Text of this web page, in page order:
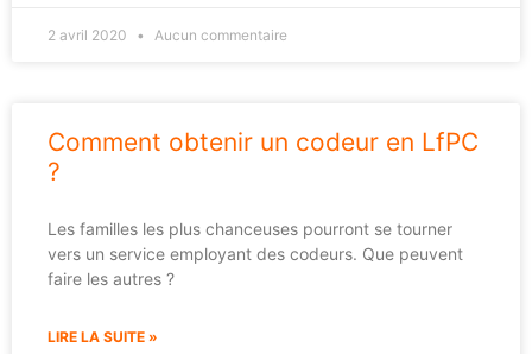
2 avril 2020 Aucun commentaire
Comment obtenir un codeur en LfPC
?
Les familles les plus chanceuses pourront se tourner
vers un service employant des codeurs. Que peuvent
faire les autres ?
LIRE LA SUITE »